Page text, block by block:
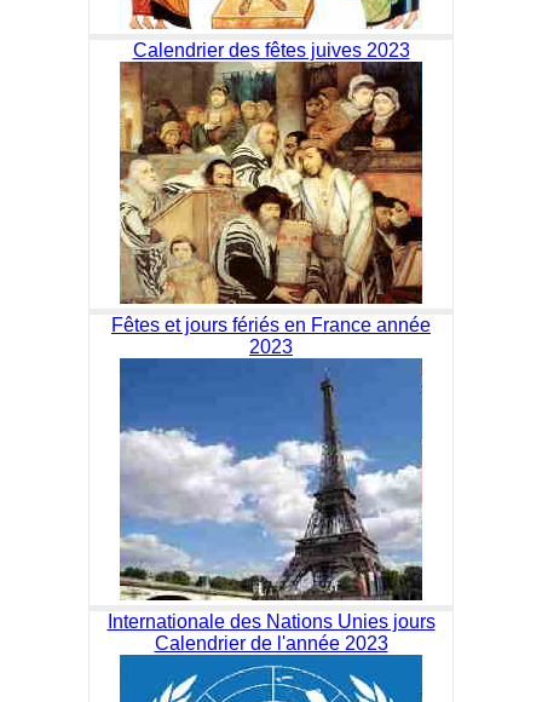
Calendrier des fêtes juives 2023
Fêtes et jours fériés en France année
2023
Internationale des Nations Unies jours
Calendrier de l'année 2023